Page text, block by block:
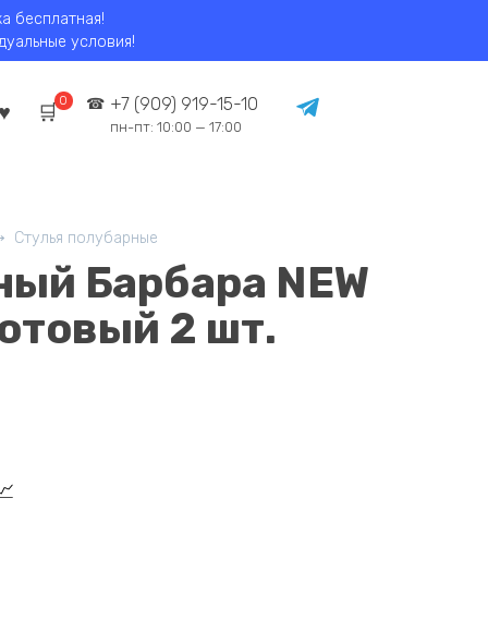
бесплатная!
условия!
0 +7 (909) 919-15-10
пн-пт: 10:00 — 17:00
Стулья полубарные
Барбара NEW
2 шт.